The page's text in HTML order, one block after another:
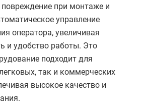
при монтаже и
управление
оператора, увеличивая
и удобство работы. Это
подходит для
так и коммерческих
высокое качество и